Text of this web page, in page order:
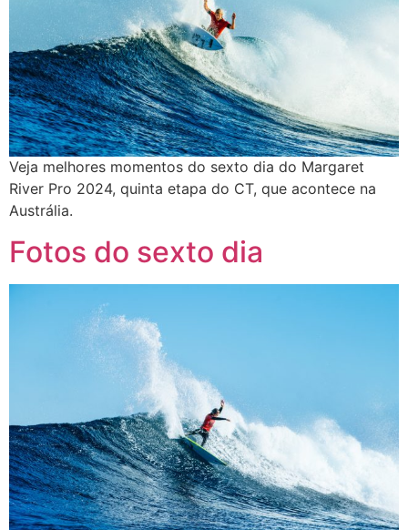
Veja melhores momentos do sexto dia do Margaret
River Pro 2024, quinta etapa do CT, que acontece na
Austrália.
Fotos do sexto dia